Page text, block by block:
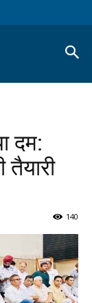
दम:
140